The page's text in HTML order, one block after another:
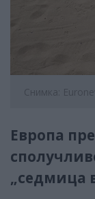
Снимка:
Европа
„седмица